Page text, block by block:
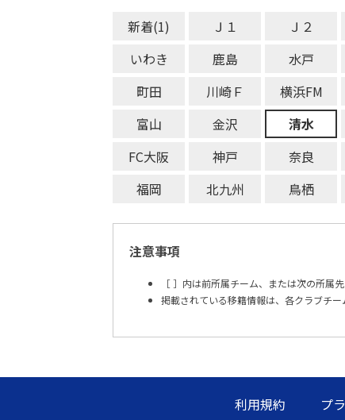
新着(1) Ｊ１ Ｊ２
いわき
鹿島 水戸
町田
川崎Ｆ 横浜FM
富山
金沢 清水
FC大阪
神戸 奈良
福岡
北九州 鳥栖
注意事項
［ ］内は前所属チーム、または次の所属
掲載されている移籍情報は、各クラブチ
利用規約 プ